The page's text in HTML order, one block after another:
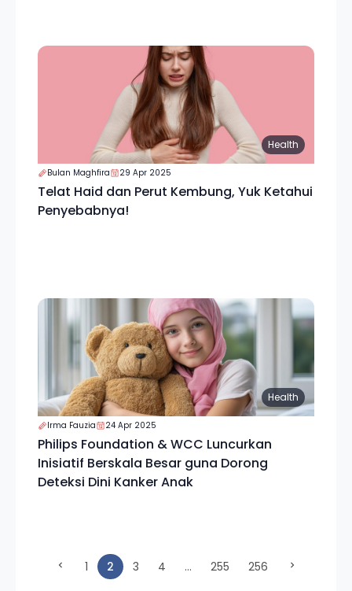
Health
Bulan Maghfira 29 Apr 2025
Telat Haid dan Perut Kembung, Yuk Ketahui
Penyebabnya!
Health
Irma Fauzia 24 Apr 2025
Philips Foundation & WCC Luncurkan
Inisiatif Berskala Besar guna Dorong
Deteksi Dini Kanker Anak
1 2(current)
3 4 ... 255 256